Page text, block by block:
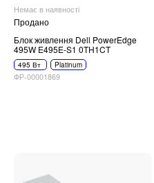
Немає в наявності
Продано
Блок живлення Dell PowerEdge
495W E495E-S1 0TH1CT
495 Вт Platinum
ФР-00001869